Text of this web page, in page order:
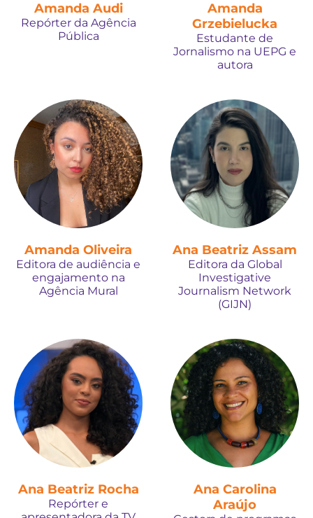
Amanda Audi
Repórter da Agência
Pública
Amanda
Grzebielucka
Estudante de
Jornalismo na UEPG e
autora
Amanda Oliveira
Editora de audiência e
engajamento na
Agência Mural
Ana Beatriz Assam
Editora da Global
Investigative
Journalism Network
(GIJN)
Ana Beatriz Rocha
Repórter e
Ana Carolina
Araújo